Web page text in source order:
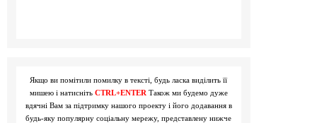
Якщо ви помітили помилку в тексті, будь ласка виділить її
мишею і натисніть CTRL+ENTER Також ми будемо дуже
вдячні Вам за підтримку нашого проекту і його додавання в
будь-яку популярну соціальну мережу, представлену нижче